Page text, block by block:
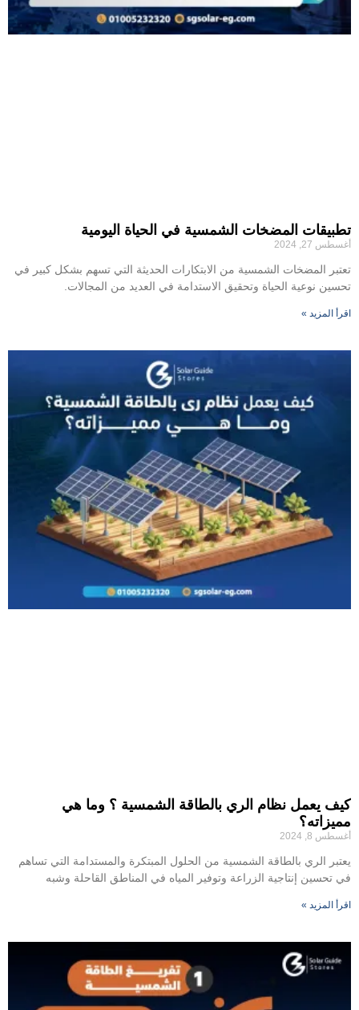
تطبيقات المضخات الشمسية في الحياة اليومية
أغسطس 27, 2024
تعتبر المضخات الشمسية من الابتكارات الحديثة التي تسهم بشكل كبير في
تحسين نوعية الحياة وتحقيق الاستدامة في العديد من المجالات.
اقرأ المزيد »
كيف يعمل نظام الري بالطاقة الشمسية ؟ وما هي
مميزاته؟
أغسطس 8, 2024
يعتبر الري بالطاقة الشمسية من الحلول المبتكرة والمستدامة التي تساهم
في تحسين إنتاجية الزراعة وتوفير المياه في المناطق القاحلة وشبه
اقرأ المزيد »